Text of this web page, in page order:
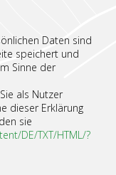
Daten sind
speichert und
Sinne der
als Nutzer
dieser Erklärung
sie
DE/TXT/HTML/?